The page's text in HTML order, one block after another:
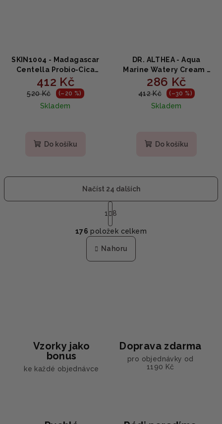
SKIN1004 - Madagascar
Centella Probio-Cica
Enrich Cream - Výživný
krém na obličej 50ml
412 Kč
520 Kč (–20 %)
Skladem
Do košíku
DR. ALTHEA - Aqua
Marine Watery Cream -
hydratační krém na
obličej s mořskými řasami
a kyselinou
hyaluronovou 50ml
286 Kč
412 Kč (–30 %)
Skladem
Do košíku
O
v
l
á
Načíst 24 dalších
S
t
r
á
n
k
o
1 8
176 položek celkem
Nahoru
Vzorky jako
bonus
ke každé objednávce
Doprava zdarma
pro objednávky od
1190 Kč